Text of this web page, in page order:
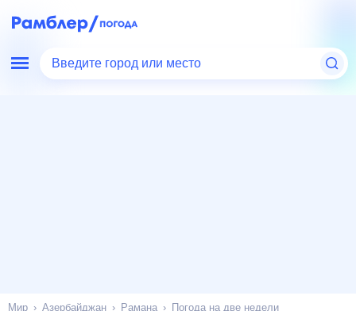
Введите город или место
Мир Азербайджан Рамана Погода на две недели